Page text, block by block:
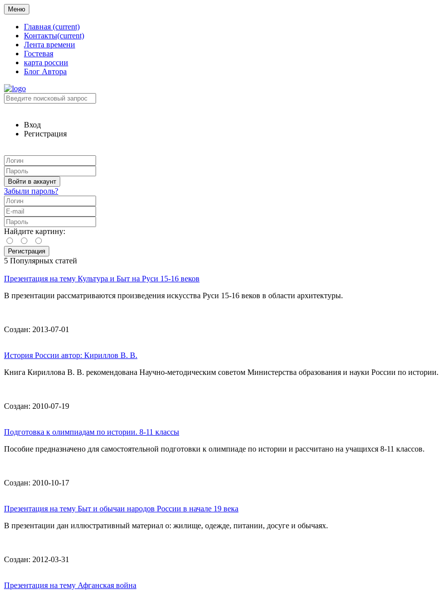
Меню
Главная (current)
Контакты(current)
Лента времени
Гостевая
карта россии
Блог Автора
Вход
Регистрация
Забыли пароль?
Найдите картину:
5 Популярных статей
Презентация на тему Культура и Быт на Руси 15-16 веков
В презентации рассматриваются произведения искусства Руси 15-16 веков в области архитектуры.
Создан: 2013-07-01
История России автор: Кириллов В. В.
Книга Кириллова В. В. рекомендована Научно-методическим советом Министерства образования и науки России по истории.
Создан: 2010-07-19
Подготовка к олимпиадам по истории. 8-11 классы
Пособие предназначено для самостоятельной подготовки к олимпиаде по истории и рассчитано на учащихся 8-11 классов.
Создан: 2010-10-17
Презентация на тему Быт и обычаи народов России в начале 19 века
В презентации дан иллюстративный материал о: жилище, одежде, питании, досуге и обычаях.
Создан: 2012-03-31
Презентация на тему Афганская война